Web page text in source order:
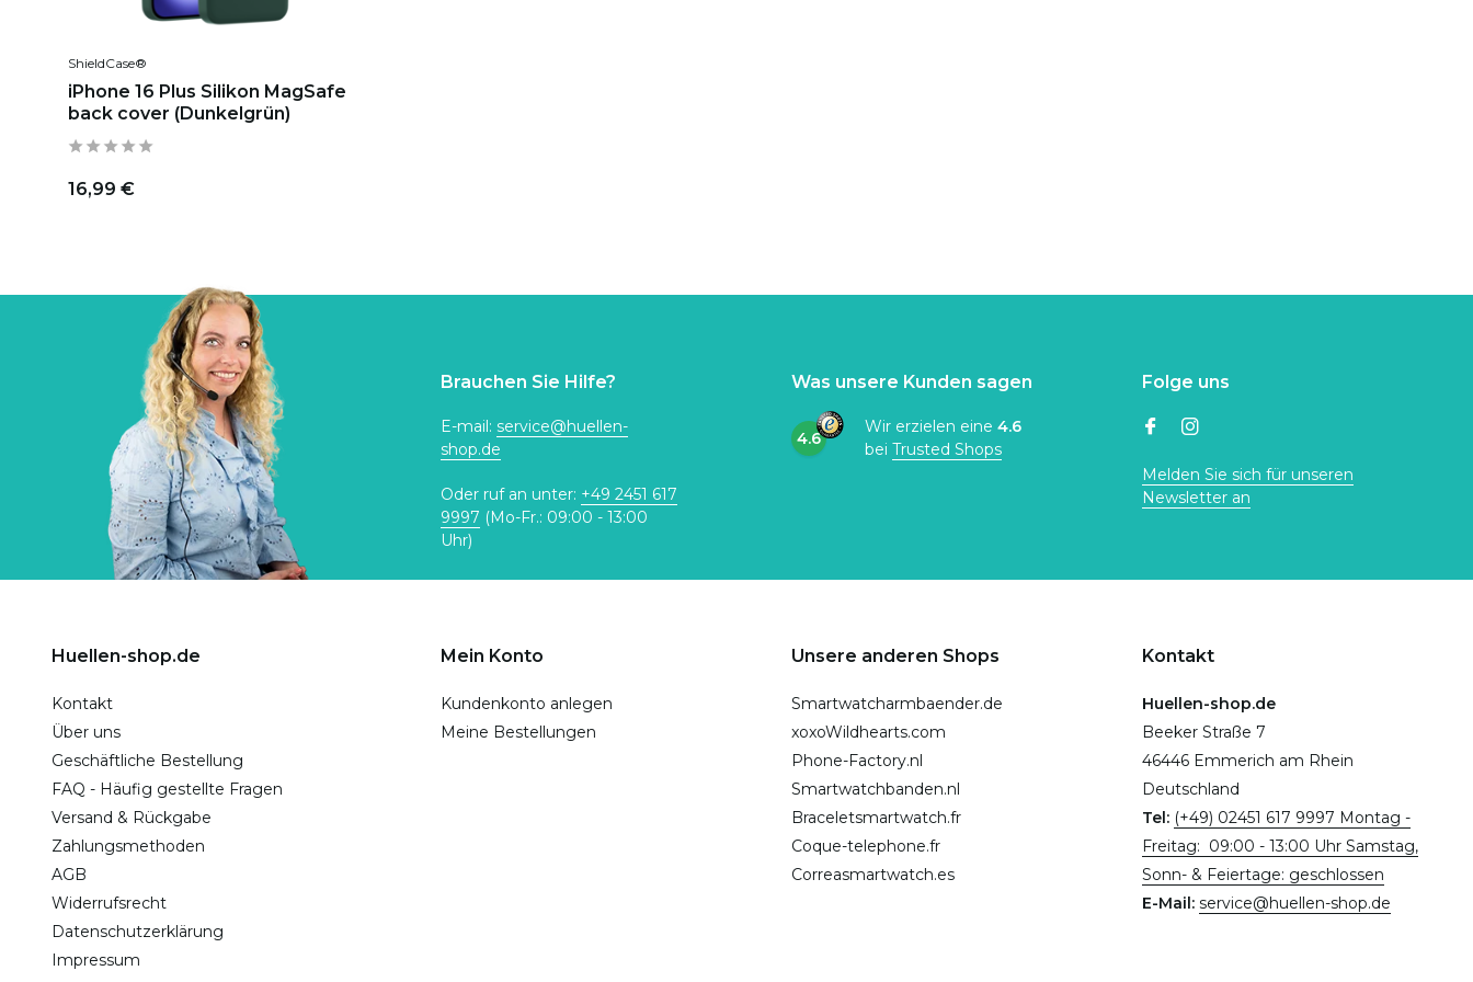
ShieldCase®
iPhone 16 Plus Silikon MagSafe
back cover (Dunkelgrün)
16,99 €
Brauchen Sie Hilfe?
E-mail: service@huellen-
shop.de
Oder ruf an unter: +49 2451 617
9997 (Mo-Fr.: 09:00 - 13:00
Uhr)
Was unsere Kunden sagen
4.6
Wir erzielen eine 4.6
bei Trusted Shops
Folge uns
Melden Sie sich für unseren
Newsletter an
Huellen-shop.de
Kontakt
Über uns
Geschäftliche Bestellung
FAQ - Häufig gestellte Fragen
Versand & Rückgabe
Zahlungsmethoden
AGB
Widerrufsrecht
Datenschutzerklärung
Impressum
Mein Konto
Kundenkonto anlegen
Meine Bestellungen
Unsere anderen Shops
Smartwatcharmbaender.de
xoxoWildhearts.com
Phone-Factory.nl
Smartwatchbanden.nl
Braceletsmartwatch.fr
Coque-telephone.fr
Correasmartwatch.es
Kontakt
Huellen-shop.de
Beeker Straße 7
46446 Emmerich am Rhein
Deutschland
Tel: (+49) 02451 617 9997 Montag -
Freitag: 09:00 - 13:00 Uhr Samstag,
Sonn- & Feiertage: geschlossen
E-Mail: service@huellen-shop.de